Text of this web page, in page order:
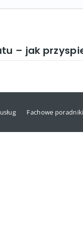
– jak
Fachowe poradniki